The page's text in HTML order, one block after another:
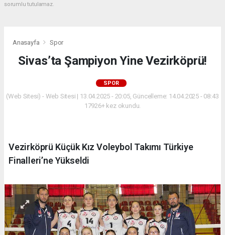
sorumlu tutulamaz.
Anasayfa Spor
Sivas’ta Şampiyon Yine Vezirköprü!
SPOR
(Web Sitesi) - Web Sitesi | 13.04.2025 - 20:05, Güncelleme: 14.04.2025 - 08:43
17926+ kez okundu.
Vezirköprü Küçük Kız Voleybol Takımı Türkiye
Finalleri’ne Yükseldi